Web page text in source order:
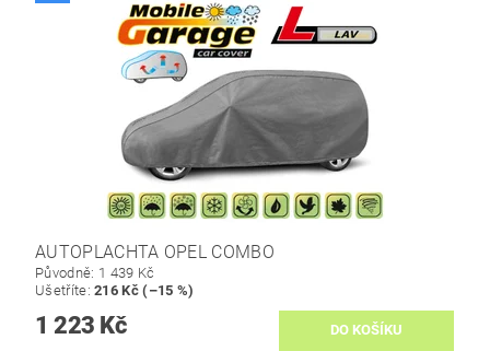
AUTOPLACHTA OPEL COMBO
Původně: 1 439 Kč
Ušetříte:216 Kč (–15 %)
1 223 Kč